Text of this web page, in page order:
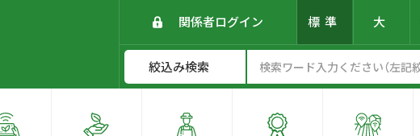
関係者ログイン 標準 大